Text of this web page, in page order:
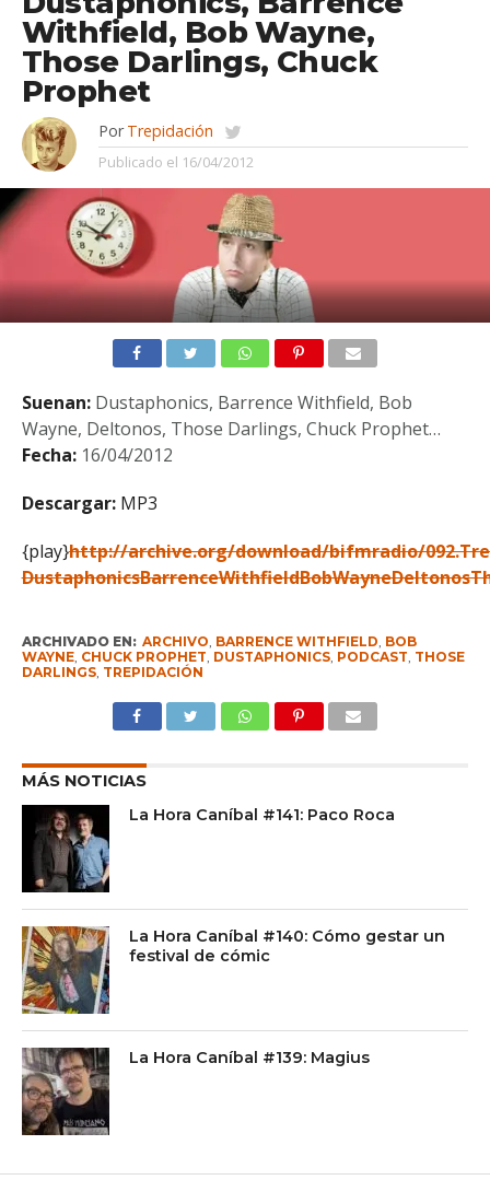
Withfield, Bob Wayne,
Those Darlings, Chuck
Prophet
Por Trepidación
Publicado el 16/04/2012
Suenan: Dustaphonics, Barrence Withfield, Bob
Wayne, Deltonos, Those Darlings, Chuck Prophet…
Fecha: 16/04/2012
Descargar:MP3
{play}http://archive.org/download/bifmradio/
ARCHIVADO EN: ARCHIVO, BARRENCE WITHFIELD, BOB
WAYNE, CHUCK PROPHET, DUSTAPHONICS, PODCAST, THOSE
DARLINGS, TREPIDACIÓN
MÁS NOTICIAS
La Hora Caníbal #141: Paco Roca
La Hora Caníbal #140: Cómo gestar un
festival de cómic
La Hora Caníbal #139: Magius